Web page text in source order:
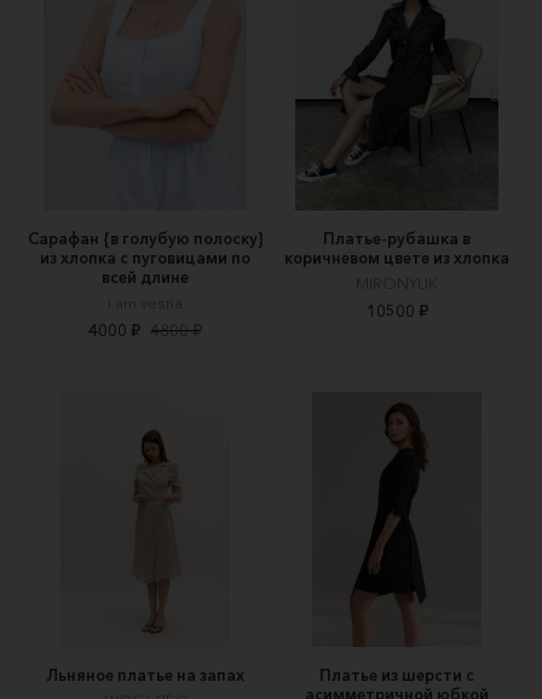
Сарафан {в голубую полоску}
из хлопка с пуговицами по
всей длине
i am vesna
4000 ₽ 4800 ₽
Платье-рубашка в
коричневом цвете из хлопка
MIRONYUK
10500 ₽
Льняное платье на запах
Платье из шерсти с
асимметричной юбкой